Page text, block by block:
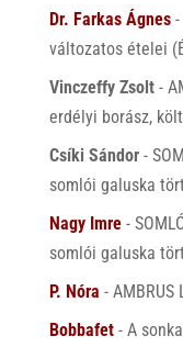
Dr. Farkas Ágnes-
változatos ételei
Vinczeffy Zsolt-
erdélyi borász,
Csíki Sándor-
somlói galuska
Nagy Imre-
somlói galuska
P. Nóra - AMBRUS
Bobbafet- A